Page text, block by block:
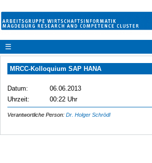
☰
MRCC-Kolloquium SAP HANA
Datum:
06.06.2013
Uhrzeit:
00:22 Uhr
Verantwortliche Person: Dr. Holger Schrödl